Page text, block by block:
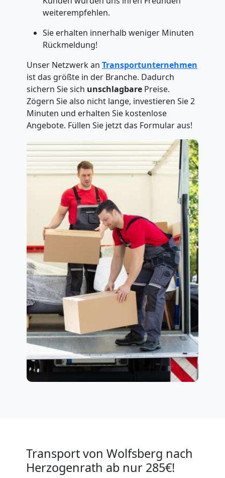
weiterempfehlen.
Sie erhalten innerhalb weniger Minuten
Rückmeldung!
Unser Netzwerk an Transportunternehmen
ist das größte in der Branche. Dadurch
sichern Sie sich unschlagbarePreise.
Zögern Sie also nicht lange, investieren Sie 2
Minuten und erhalten Sie kostenlose
Angebote. Füllen Sie jetzt das Formular aus!
Transport von Wolfsberg nach
Herzogenrath ab nur 285€!